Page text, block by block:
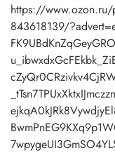
https://www.ozon.ru/
843618139/